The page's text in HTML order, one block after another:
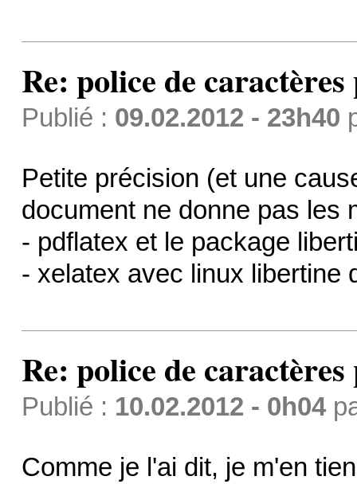
Re: police de
Publié : 09.02.2012 - 23h40
Petite précision (et une
document ne donne pas les
- pdflatex et le package
- xelatex avec linux libertine
Re: police de
Publié : 10.02.2012 - 0h04
Comme je l'ai dit, je m'en